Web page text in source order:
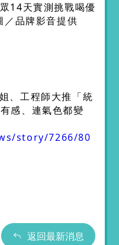
14天實測挑戰喝優
品牌影音提供
、工程師大推「統
感、連氣色都變
story/7266/80
返回最新消息